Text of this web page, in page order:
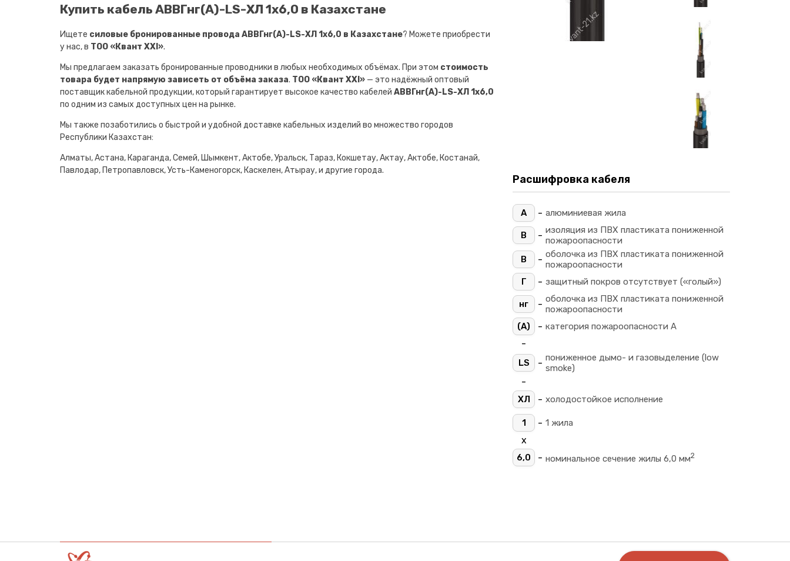
Купить кабель АВВГнг(A)-LS-ХЛ 1х6,0 в Казахстане
Ищете силовые бронированные провода АВВГнг(A)-LS-ХЛ 1х6,0 в Казахстане? Можете приобрести
у нас, в ТОО «Квант XXI».
Мы предлагаем заказать бронированные проводники в любых необходимых объёмах. При этом стоимость
товара будет напрямую зависеть от объёма заказа. ТОО «Квант XXI» — это надёжный оптовый
поставщик кабельной продукции, который гарантирует высокое качество кабелей АВВГнг(A)-LS-ХЛ 1х6,0
по одним из самых доступных цен на рынке.
Мы также позаботились о быстрой и удобной доставке кабельных изделий во множество городов
Республики Казахстан:
Алматы, Астана, Караганда, Семей, Шымкент, Актобе, Уральск, Тараз, Кокшетау, Актау, Актобе, Костанай,
Павлодар, Петропавловск, Усть-Каменогорск, Каскелен, Атырау, и другие города.
Расшифровка кабеля
А - алюминиевая жила
В - изоляция из ПВХ пластиката пониженной
пожароопасности
В
- оболочка из ПВХ пластиката пониженной
пожароопасности
Г
- защитный покров отсутствует («голый»)
нг - оболочка из ПВХ пластиката пониженной
пожароопасности
(A)
- категория пожароопасности A
-
LS - пониженное дымо- и газовыделение (low
smoke)
-
ХЛ - холодостойкое исполнение
1 - 1 жила
х
6,0 - номинальное сечение жилы 6,0 мм2